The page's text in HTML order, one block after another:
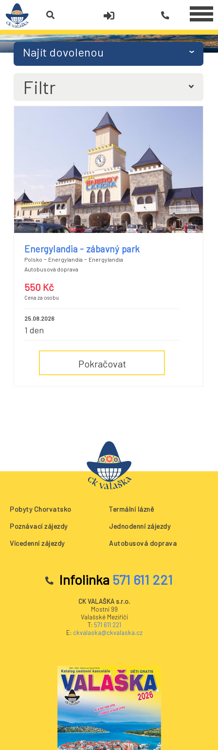
Najít dovolenou
Filtr
Energylandia - zábavný park
Polsko - Energylandia - Energylandia
Autobusová doprava
550 Kč
Cena za osobu
25.08.2026
1 den
Pokračovat
Pobyty Chorvatsko Termální lázně
Poznávací zájezdy Jednodenní zájezdy
Vícedenní zájezdy Autobusová doprava
Infolinka 571 611 221
CK VALAŠKA s.r.o.
Mostní 99
Valašské Meziříčí
T: 571 611 221
E: ckvalaska@ckvalaska.cz